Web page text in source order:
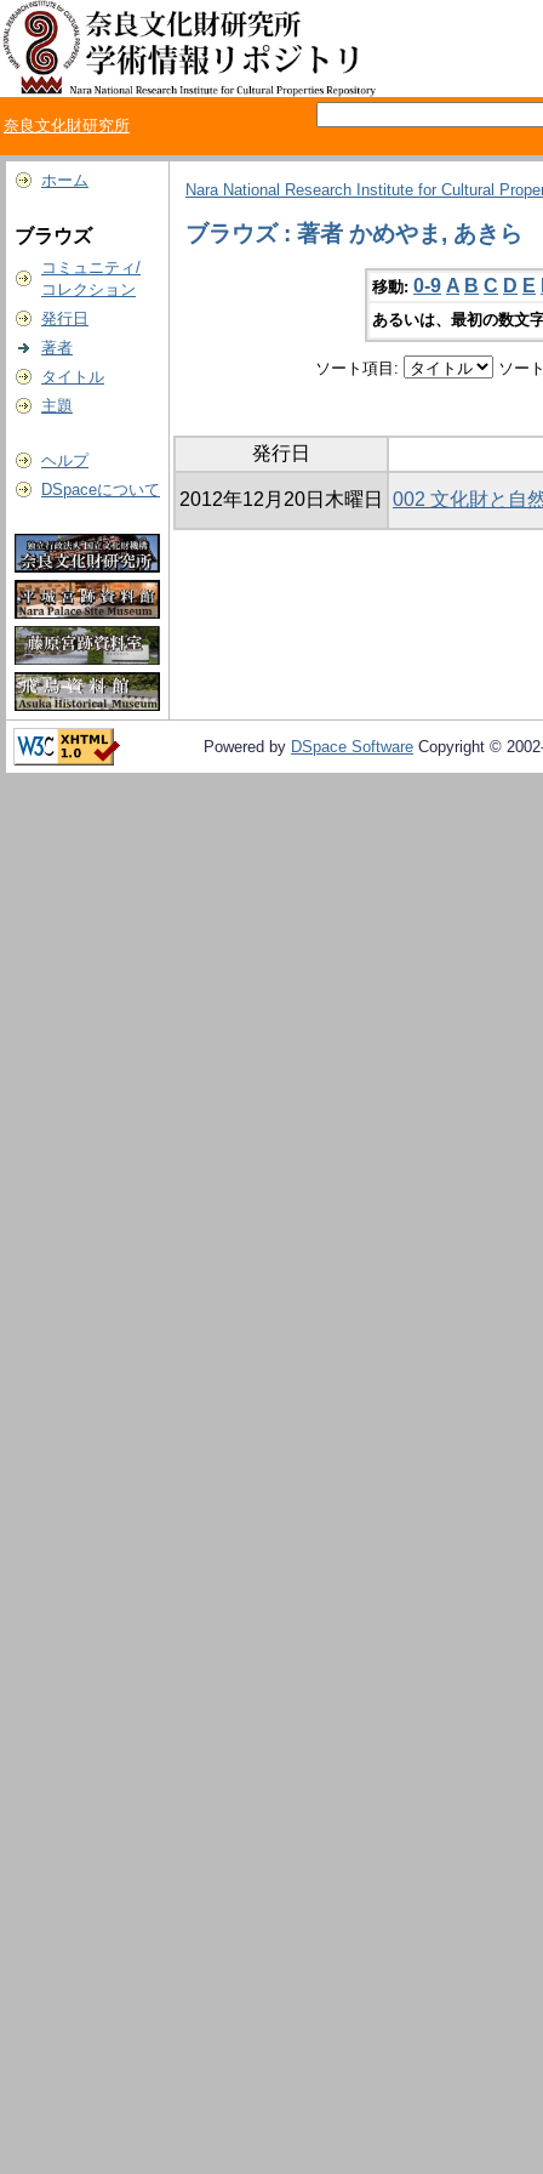
奈良文化財研究所
ホーム
ブラウズ
コミュニティ/
コレクション
発行日
著者
タイトル
主題
ヘルプ
DSpaceについて
Nara National Research Institute for Cultural
ブラウズ : 著者 かめやま, あきら
移動: 0-9 A B C D E
あるいは、最初の数文
ソート項目: ソー
発行日
2012年12月20日木曜日 002 文化財と自
Powered by DSpace Software Copyright ©